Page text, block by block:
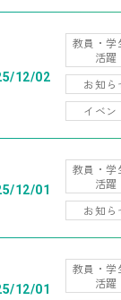
12/02
教員・学
活躍
お知ら
イベン
12/01
教員・学
活躍
お知ら
12/01
教員・学
活躍